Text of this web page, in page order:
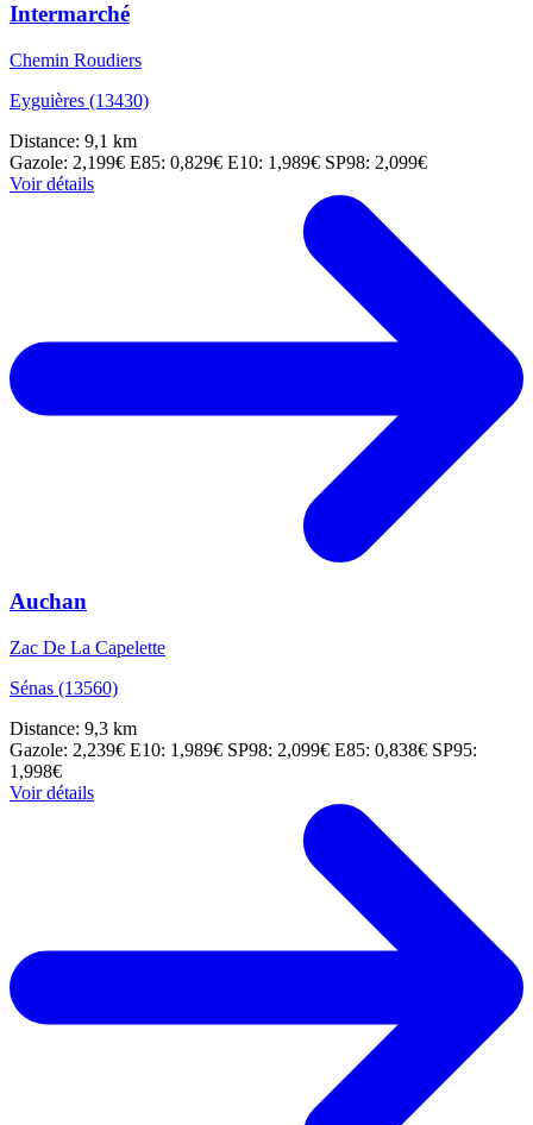
Intermarché
Chemin Roudiers
Eyguières (13430)
Distance: 9,1 km
Gazole: 2,199€ E85: 0,829€ E10: 1,989€ SP98: 2,099€
Voir détails
Auchan
Zac De La Capelette
Sénas (13560)
Distance: 9,3 km
Gazole: 2,239€ E10: 1,989€ SP98: 2,099€ E85: 0,838€ SP95:
1,998€
Voir détails